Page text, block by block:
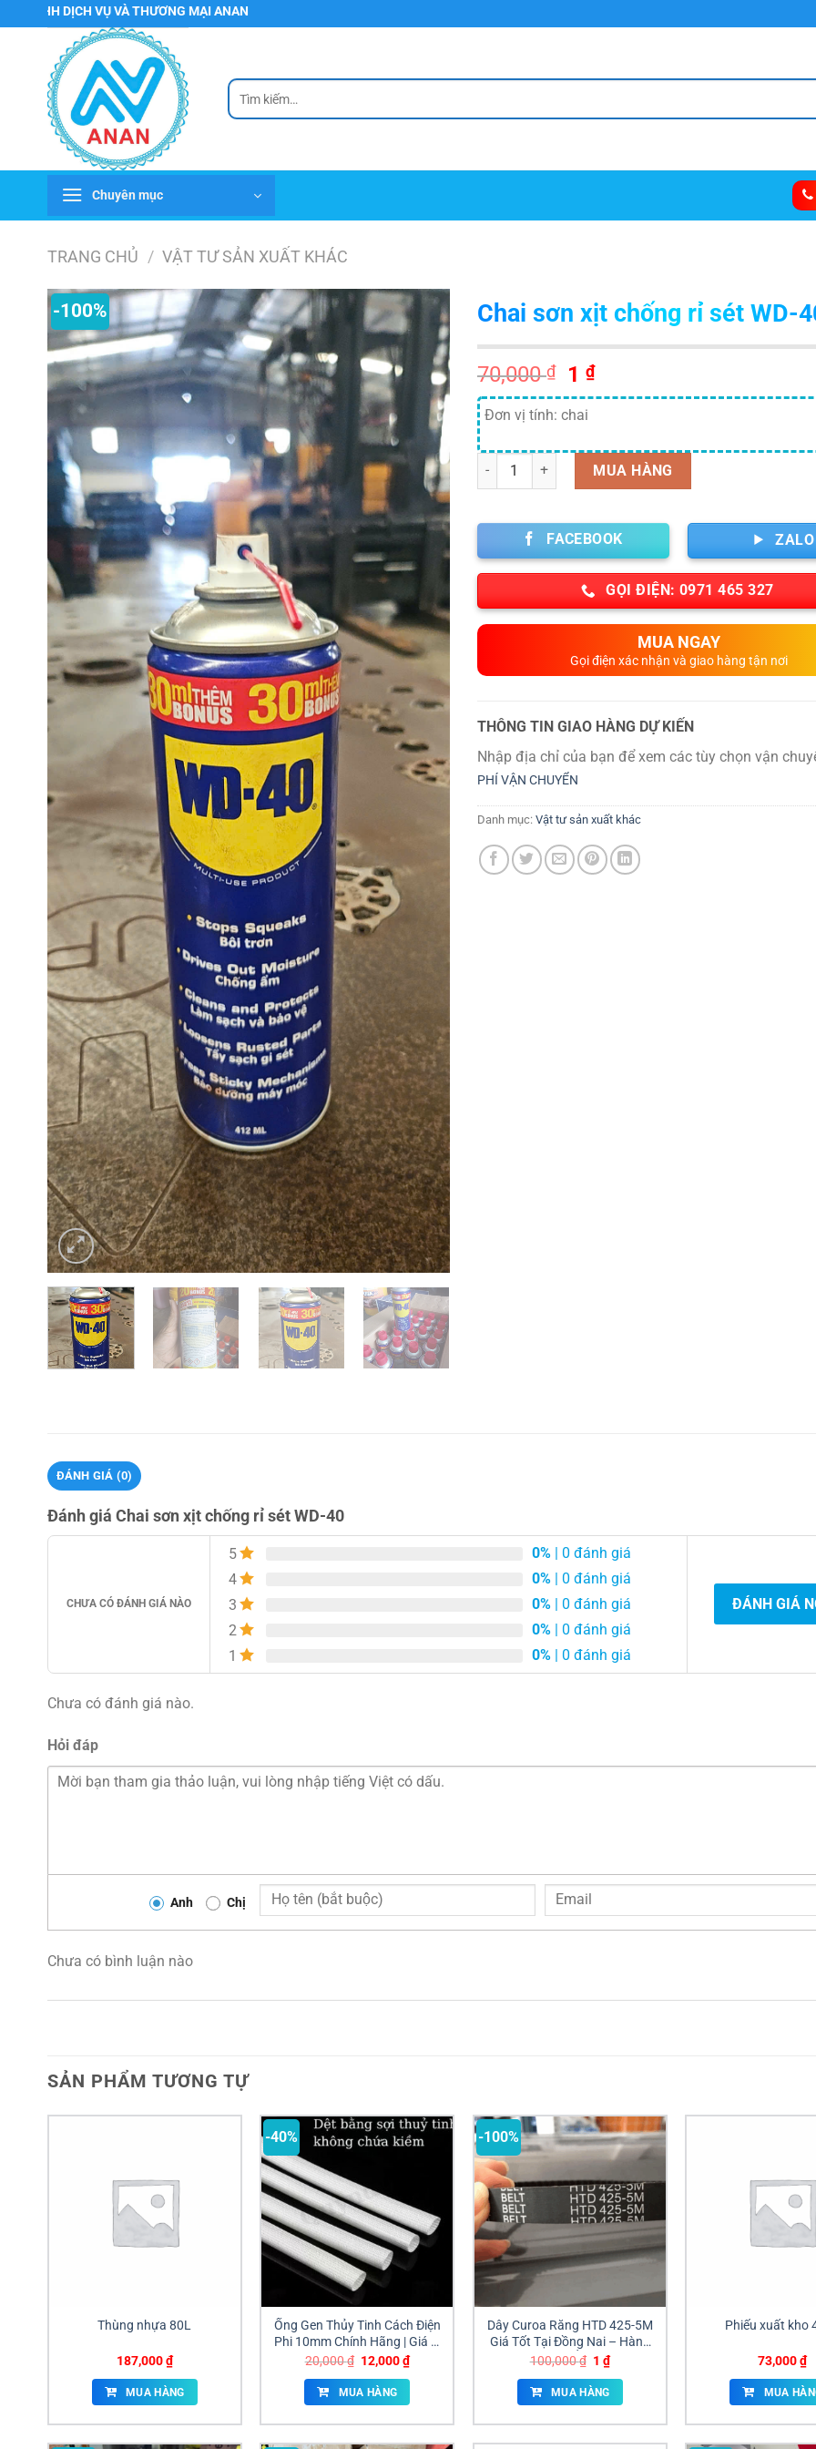
đến
VỤ VÀ THƯƠNG MẠI ANAN
Tìm
kiếm:
Chuyên mục
TRANG CHỦ / VẬT TƯ SẢN XUẤT KHÁC
-100% Chai sơn xịt chống rỉ sét WD-
70,000₫
Giá
gốc
là:
1₫Giá
hiện
1 ₫.
Đơn vị tính: chai
Số lượng MUA HÀNG
FACEBOOK ZALO
GỌI ĐIỆN: 0971 465 327
MUA NGAY
Gọi điện xác nhận và giao hàng tận nơi
THÔNG TIN GIAO HÀNG DỰ KIẾN
Nhập địa chỉ của bạn để xem các tùy chọn vận
PHÍ VẬN CHUYỂN
Danh mục: Vật tư sản xuất khác
ĐÁNH GIÁ (0)
Đánh giá Chai sơn xịt chống rỉ sét WD-40
CHƯA CÓ ĐÁNH GIÁ NÀO
5 0% | 0 đánh giá
4
0% | 0 đánh giá
3
0% | 0 đánh giá
2
0% | 0 đánh giá
1
0% | 0 đánh giá
ĐÁNH GIÁ
Chưa có đánh giá nào.
Hỏi đáp
Anh Chị
Chưa có bình luận nào
SẢN PHẨM TƯƠNG TỰ
Thùng nhựa 80L
187,000₫
MUA HÀNG
-40%
Ống Gen Thủy Tinh Cách Điện
Phi 10mm Chính Hãng | Giá Sỉ
Tại Đồng Nai
20,000₫ Giá
là:
20,000 ₫.
12,000₫Giá
hiện
tại
MUA HÀNG
-100%
Dây Curoa Răng HTD 425-5M
Giá Tốt Tại Đồng Nai – Hàng
Nhập Nguyên Ống, Cắt Theo
100,000₫ Giá
gốc
là:
100,000 ₫.
1 ₫Giá
hiện
tại
là:
MUA HÀNG
Phiếu xuất kho
73,000₫
MUA